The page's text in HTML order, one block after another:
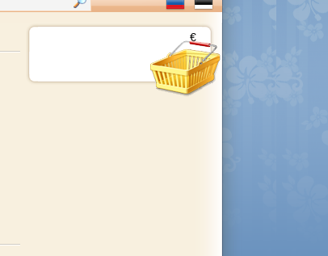
€